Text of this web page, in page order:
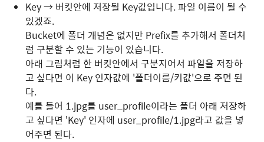
Key → 버킷안에 저장될 Key값입니다. 파일 이름이 될 수
있겠죠.
Bucket에 폴더 개념은 없지만 Prefix를 추가해서 폴더처
럼 구분할 수 있는 기능이 있습니다.
아래 그림처럼 한 버킷안에서 구분지어서 파일을 저장하
고 싶다면 이 Key 인자값에 '폴더이름/키값'으로 주면 된
다.
예를 들어 1.jpg를 user_profile이라는 폴더 아래 저장하
고 싶다면 'Key' 인자에 user_profile/1.jpg라고 값을 넣
어주면 된다.